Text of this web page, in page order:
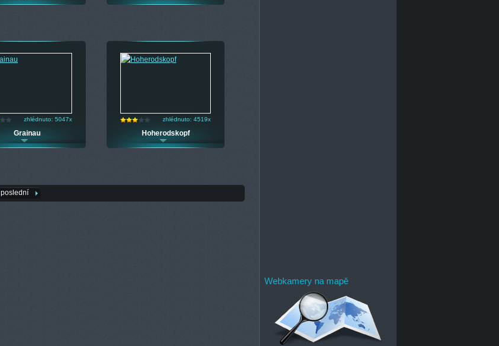
zhlédnuto: 5047x
Grainau
zhlédnuto: 4519x
Hoherodskopf
poslední
Webkamery na mapě